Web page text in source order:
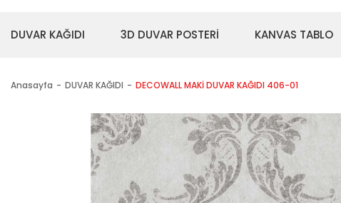
DUVAR KAĞIDI 3D DUVAR POSTERİ KANVAS TABLO
Anasayfa DUVAR KAĞIDI DECOWALL MAKİ DUVAR KAĞIDI 406-01